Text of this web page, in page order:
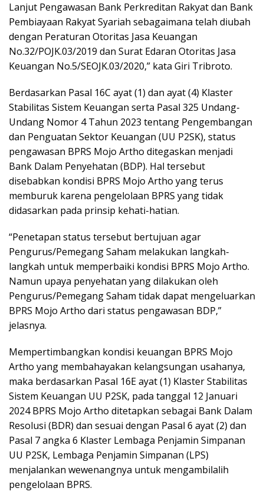
Lanjut Pengawasan Bank Perkreditan Rakyat dan Bank
Pembiayaan Rakyat Syariah sebagaimana telah diubah
dengan Peraturan Otoritas Jasa Keuangan
No.32/POJK.03/2019 dan Surat Edaran Otoritas Jasa
Keuangan No.5/SEOJK.03/2020,” kata Giri Tribroto.
Berdasarkan Pasal 16C ayat (1) dan ayat (4) Klaster
Stabilitas Sistem Keuangan serta Pasal 325 Undang-
Undang Nomor 4 Tahun 2023 tentang Pengembangan
dan Penguatan Sektor Keuangan (UU P2SK), status
pengawasan BPRS Mojo Artho ditegaskan menjadi
Bank Dalam Penyehatan (BDP). Hal tersebut
disebabkan kondisi BPRS Mojo Artho yang terus
memburuk karena pengelolaan BPRS yang tidak
didasarkan pada prinsip kehati-hatian.
“Penetapan status tersebut bertujuan agar
Pengurus/Pemegang Saham melakukan langkah-
langkah untuk memperbaiki kondisi BPRS Mojo Artho.
Namun upaya penyehatan yang dilakukan oleh
Pengurus/Pemegang Saham tidak dapat mengeluarkan
BPRS Mojo Artho dari status pengawasan BDP,”
jelasnya.
Mempertimbangkan kondisi keuangan BPRS Mojo
Artho yang membahayakan kelangsungan usahanya,
maka berdasarkan Pasal 16E ayat (1) Klaster Stabilitas
Sistem Keuangan UU P2SK, pada tanggal 12 Januari
2024 BPRS Mojo Artho ditetapkan sebagai Bank Dalam
Resolusi (BDR) dan sesuai dengan Pasal 6 ayat (2) dan
Pasal 7 angka 6 Klaster Lembaga Penjamin Simpanan
UU P2SK, Lembaga Penjamin Simpanan (LPS)
menjalankan wewenangnya untuk mengambilalih
pengelolaan BPRS.